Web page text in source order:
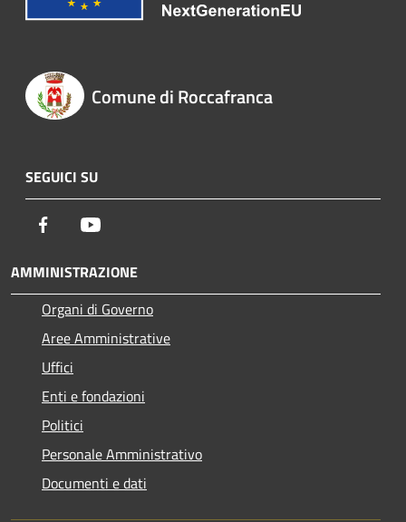
Comune di Roccafranca
SEGUICI SU
Facebook
AMMINISTRAZIONE
Organi di Governo
Aree Amministrative
Uffici
Enti e fondazioni
Politici
Personale Amministrativo
Documenti e dati